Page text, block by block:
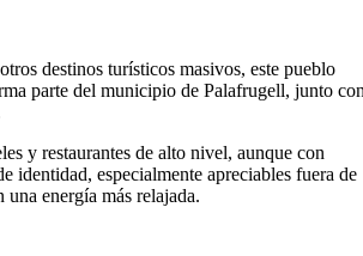
destinos turísticos masivos, este pueblo
parte del municipio de Palafrugell, junto
y restaurantes de alto nivel, aunque con
identidad, especialmente apreciables fuera de
energía más relajada.